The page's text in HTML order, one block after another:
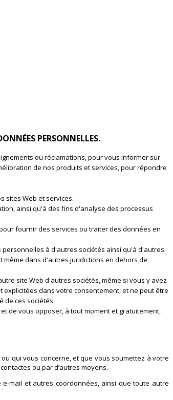
PERSONNELLES.
ou réclamations, pour vous informer sur
de nos produits et services, pour répondre
sites Web et services.
ainsi qu'à des fins d'analyse des processus
fournir des services ou traiter des données en
à d'autres sociétés ainsi qu'à d'autres
dans d'autres juridictions en dehors de
site Web d'autres sociétés, même si vous y avez
explicitées dans votre consentement, et ne peut être
de ces sociétés.
de vous opposer, à tout moment et gratuitement,
qui vous concerne, et que vous soumettez à votre
ou par d’autres moyens.
mail et autres coordonnées, ainsi que toute autre